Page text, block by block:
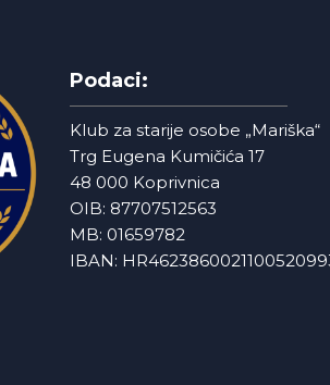
Podaci:
Klub za starije osobe „Mariška“
Trg Eugena Kumičića 17
48 000 Koprivnica
OIB: 87707512563
MB: 01659782
IBAN: